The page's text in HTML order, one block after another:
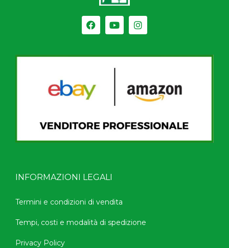
INFORMAZIONI LEGALI
Termini e condizioni di vendita
Tempi, costi e modalità di spedizione
Privacy Policy